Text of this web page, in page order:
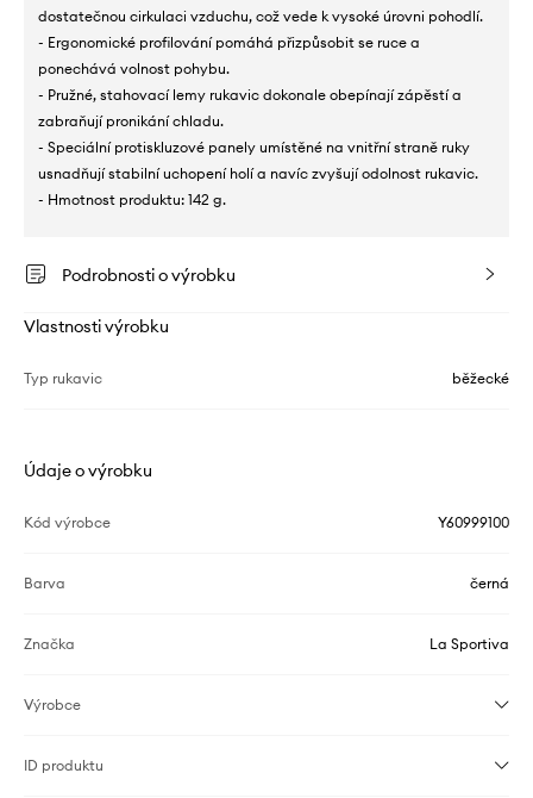
dostatečnou cirkulaci vzduchu, což vede k vysoké úrovni pohodlí.
- Ergonomické profilování pomáhá přizpůsobit se ruce a
ponechává volnost pohybu.
- Pružné, stahovací lemy rukavic dokonale obepínají zápěstí a
zabraňují pronikání chladu.
- Speciální protiskluzové panely umístěné na vnitřní straně ruky
usnadňují stabilní uchopení holí a navíc zvyšují odolnost rukavic.
- Hmotnost produktu: 142 g.
Podrobnosti o výrobku
Vlastnosti výrobku
Typ rukavic běžecké
Údaje o výrobku
Kód výrobce Y60999100
Barva černá
Značka La Sportiva
Výrobce
ID produktu